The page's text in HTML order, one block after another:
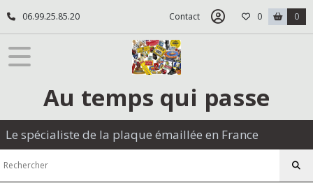
06.99.25.85.20 Contact 0 0
Au temps qui passe
Le spécialiste de la plaque émaillée en France